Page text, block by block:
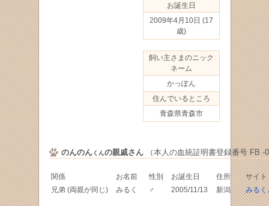
お誕生日
2009年4月10日 (17
歳)
飼い主さまのニック
ネーム
かっぽん
住んでいるところ
青森県青森市
のんのんくんの親戚さん（本人の血統証明書登録番号 FB -
関係 お名前 性別 お誕生日 住所
サイト
兄弟 (両親が同じ)
みるく ♂ 2005/11/13 新潟 みるく